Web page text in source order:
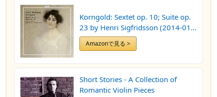
Korngold: Sextet op. 10; Suite op.
23 by Henri Sigfridsson (2014-01-
28)
Amazonで見る >
Short Stories - A Collection of
Romantic Violin Pieces